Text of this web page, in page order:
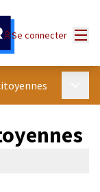
Se connecter